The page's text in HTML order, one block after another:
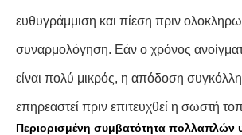
ευθυγράμμιση και πίεση πριν
συναρμολόγηση. Εάν ο χρόνος
είναι πολύ μικρός, η απόδοση
επηρεαστεί πριν επιτευχθεί η σωστή
Περιορισμένη συμβατότητα